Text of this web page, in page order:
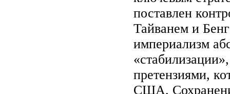
поставлен
Тайванем и
империализм
претензиями,
США.